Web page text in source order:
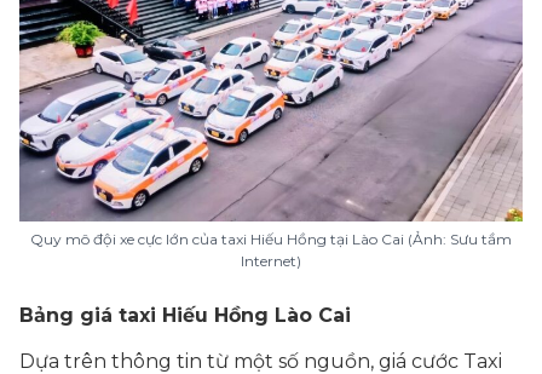
Quy mô đội xe cực lớn của taxi Hiếu Hồng tại Lào Cai (Ảnh: Sưu tầm
Internet)
Bảng giá taxi Hiếu Hồng Lào Cai
Dựa trên thông tin từ một số nguồn, giá cước Taxi